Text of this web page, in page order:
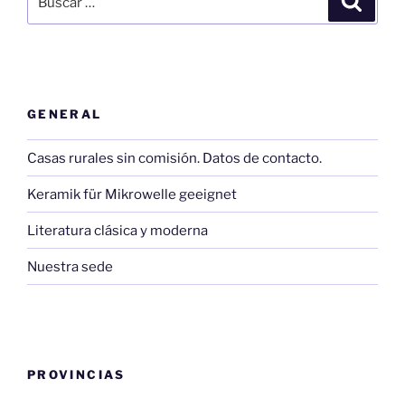
por:
GENERAL
Casas rurales sin comisión. Datos de contacto.
Keramik für Mikrowelle geeignet
Literatura clásica y moderna
Nuestra sede
PROVINCIAS